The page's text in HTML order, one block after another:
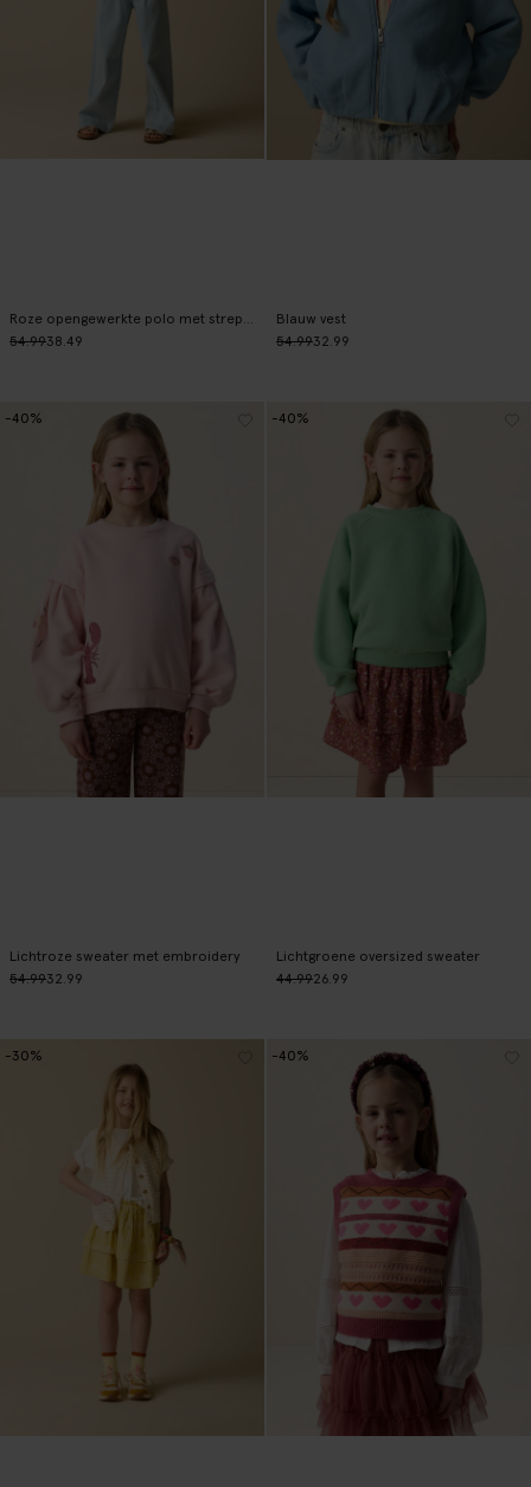
54.9938.49
Blauw vest
54.9932.99
Lichtroze sweater met embroidery
54.9932.99
-40%
Lichtgroene oversized sweater
44.9926.99
-40%
-30% -40%